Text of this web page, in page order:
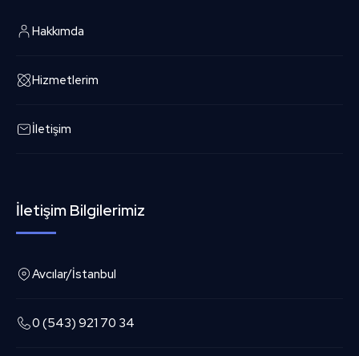
Hakkımda
Hizmetlerim
İletişim
İletişim Bilgilerimiz
Avcılar/İstanbul
0 (543) 921 70 34